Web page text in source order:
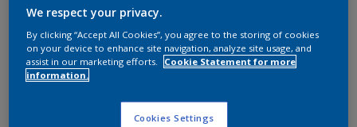
We respect your privacy.
By clicking “Accept All Cookies”, you agree to the storing of cookies
on your device to enhance site navigation, analyze site usage, and
assist in our marketing efforts.
Cookie Statement for more
information.
Cookies Settings